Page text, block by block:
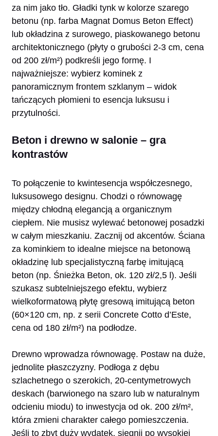
za nim jako tło. Gładki tynk w kolorze szarego
betonu (np. farba Magnat Domus Beton Effect)
lub okładzina z surowego, piaskowanego betonu
architektonicznego (płyty o grubości 2-3 cm, cena
od 200 zł/m²) podkreśli jego formę. I
najważniejsze: wybierz kominek z
panoramicznym frontem szklanym – widok
tańczących płomieni to esencja luksusu i
przytulności.
Beton i drewno w salonie – gra
kontrastów
To połączenie to kwintesencja współczesnego,
luksusowego designu. Chodzi o równowagę
między chłodną elegancją a organicznym
ciepłem. Nie musisz wylewać betonowej posadzki
w całym mieszkaniu. Zacznij od akcentów. Ściana
za kominkiem to idealne miejsce na betonową
okładzinę lub specjalistyczną farbę imitującą
beton (np. Śnieżka Beton, ok. 120 zł/2,5 l). Jeśli
szukasz subtelniejszego efektu, wybierz
wielkoformatową płytę gresową imitującą beton
(60×120 cm, np. z serii Concrete Cotto d’Este,
cena od 180 zł/m²) na podłodze.
Drewno wprowadza równowagę. Postaw na duże,
jednolite płaszczyzny. Podłoga z dębu
szlachetnego o szerokich, 20-centymetrowych
deskach (barwionego na szaro lub w naturalnym
odcieniu miodu) to inwestycja od ok. 200 zł/m²,
która zmieni charakter całego pomieszczenia.
Jeśli to zbyt duży wydatek, sięgnij po wysokiej